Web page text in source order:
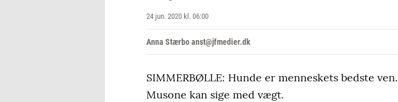
24 jun. 2020 kl. 06:00
Anna Stærbo anst@jfmedier.dk
SIMMERBØLLE: Hunde er menneskets bedste
Musone kan sige med vægt.